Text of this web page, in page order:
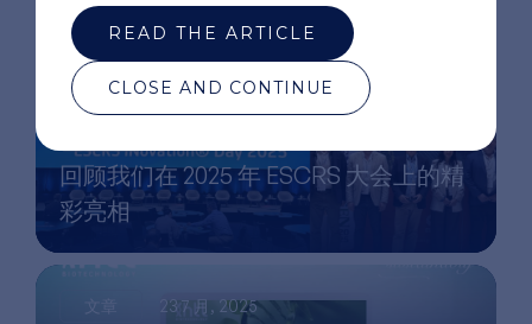
READ THE ARTICLE
CLOSE AND CONTINUE
回顾我们在 2025 年 ESCRS 大会上的精
彩亮相
文章 23 7 月, 2025